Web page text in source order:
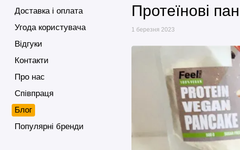
Протеїнові
1 березня 2023
Доставка і оплата
Угода користувача
Відгуки
Контакти
Про нас
Співпраця
Блог
Популярні бренди